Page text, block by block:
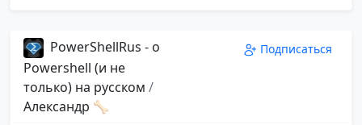
PowerShellRus - о
Powershell (и не
только) на русском /
Александр 🦴
Подписаться